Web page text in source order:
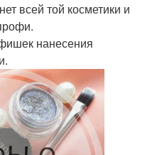
всей той косметики и
нанесения